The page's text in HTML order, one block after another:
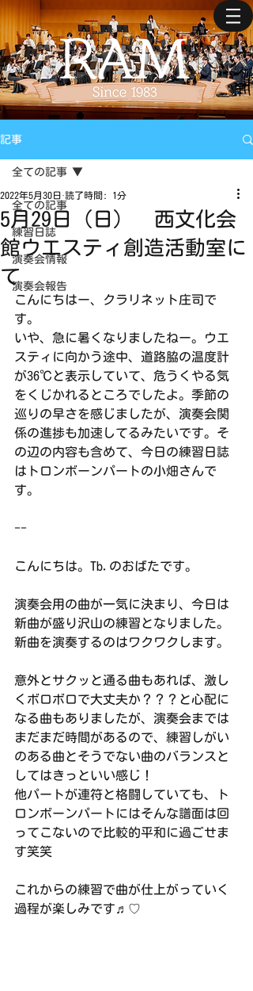
記事
全ての記事
練習日誌
演奏会情報
演奏会報告
全ての記事
5月29日（日） 西文化会
館ウエスティ創造活動室に
て
2022年5月30日 読了時間: 1分
こんにちはー、クラリネット庄司で
す。
いや、急に暑くなりましたねー。ウエ
スティに向かう途中、道路脇の温度計
が36℃と表示していて、危うくやる気
をくじかれるところでしたよ。季節の
巡りの早さを感じましたが、演奏会関
係の進捗も加速してるみたいです。そ
の辺の内容も含めて、今日の練習日誌
はトロンボーンパートの小畑さんで
す。
--
こんにちは。Tb.のおばたです。
演奏会用の曲が一気に決まり、今日は
新曲が盛り沢山の練習となりました。
新曲を演奏するのはワクワクします。
意外とサクッと通る曲もあれば、激し
くボロボロで大丈夫か？？？と心配に
なる曲もありましたが、演奏会までは
まだまだ時間があるので、練習しがい
のある曲とそうでない曲のバランスと
してはきっといい感じ！
他パートが連符と格闘していても、ト
ロンボーンパートにはそんな譜面は回
ってこないので比較的平和に過ごせま
す笑笑
これからの練習で曲が仕上がっていく
過程が楽しみです♬︎♡